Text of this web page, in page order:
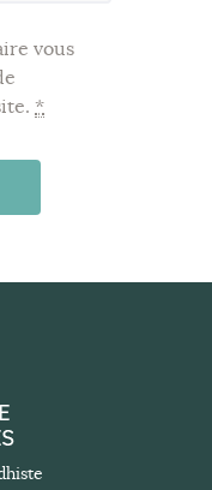
vous
*